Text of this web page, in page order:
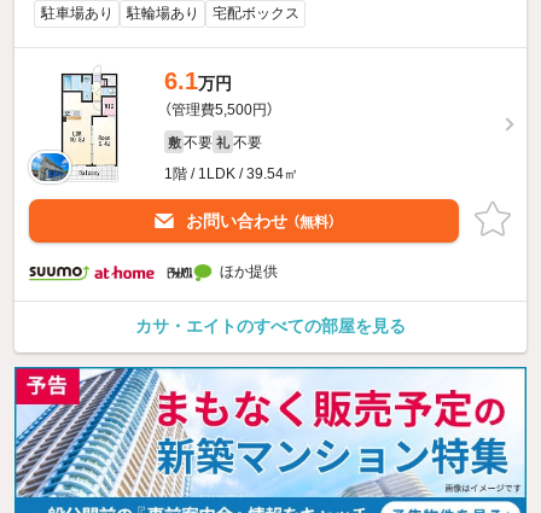
駐車場あり 駐輪場あり 宅配ボックス
6.1万円
（管理費5,500円）
敷 不要 礼 不要
1階 / 1LDK / 39.54㎡
お問い合わせ （無料）
ほか提供
カサ・エイトのすべての部屋を見る